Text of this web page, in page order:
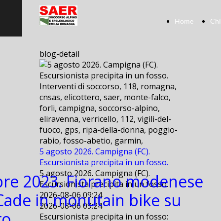
Home
blog-detail
Interventi di soccorso, 118, romagna,
cnsas, elicottero, saer, monte-falco,
forli, campigna, soccorso-alpino,
eliravenna, verricello, 112, vigili-del-
fuoco, gps, ripa-della-donna, poggio-
rabio, fosso-abetio, garmin,
5 agosto 2026. Campigna (FC).
Escursionista precipita in un fosso.
5 agosto 2026. Campigna (FC).
Escursionista precipita in un fosso.
2026-08-06 09:24
2026-08-06 09:24
Escursionista precipita in un fosso:
2023. Fiorano modenese
in monutain bike su